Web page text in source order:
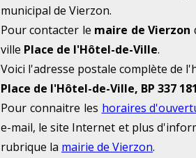
municipal de Vierzon.
Pour contacter le maire de Vierzon
ville Place de l'Hôtel-de-Ville.
Voici l'adresse postale complète de
Place de l'Hôtel-de-Ville, BP 337
Pour connaitre les horaires
e-mail, le site Internet et plus
rubrique la mairie de Vierzon.